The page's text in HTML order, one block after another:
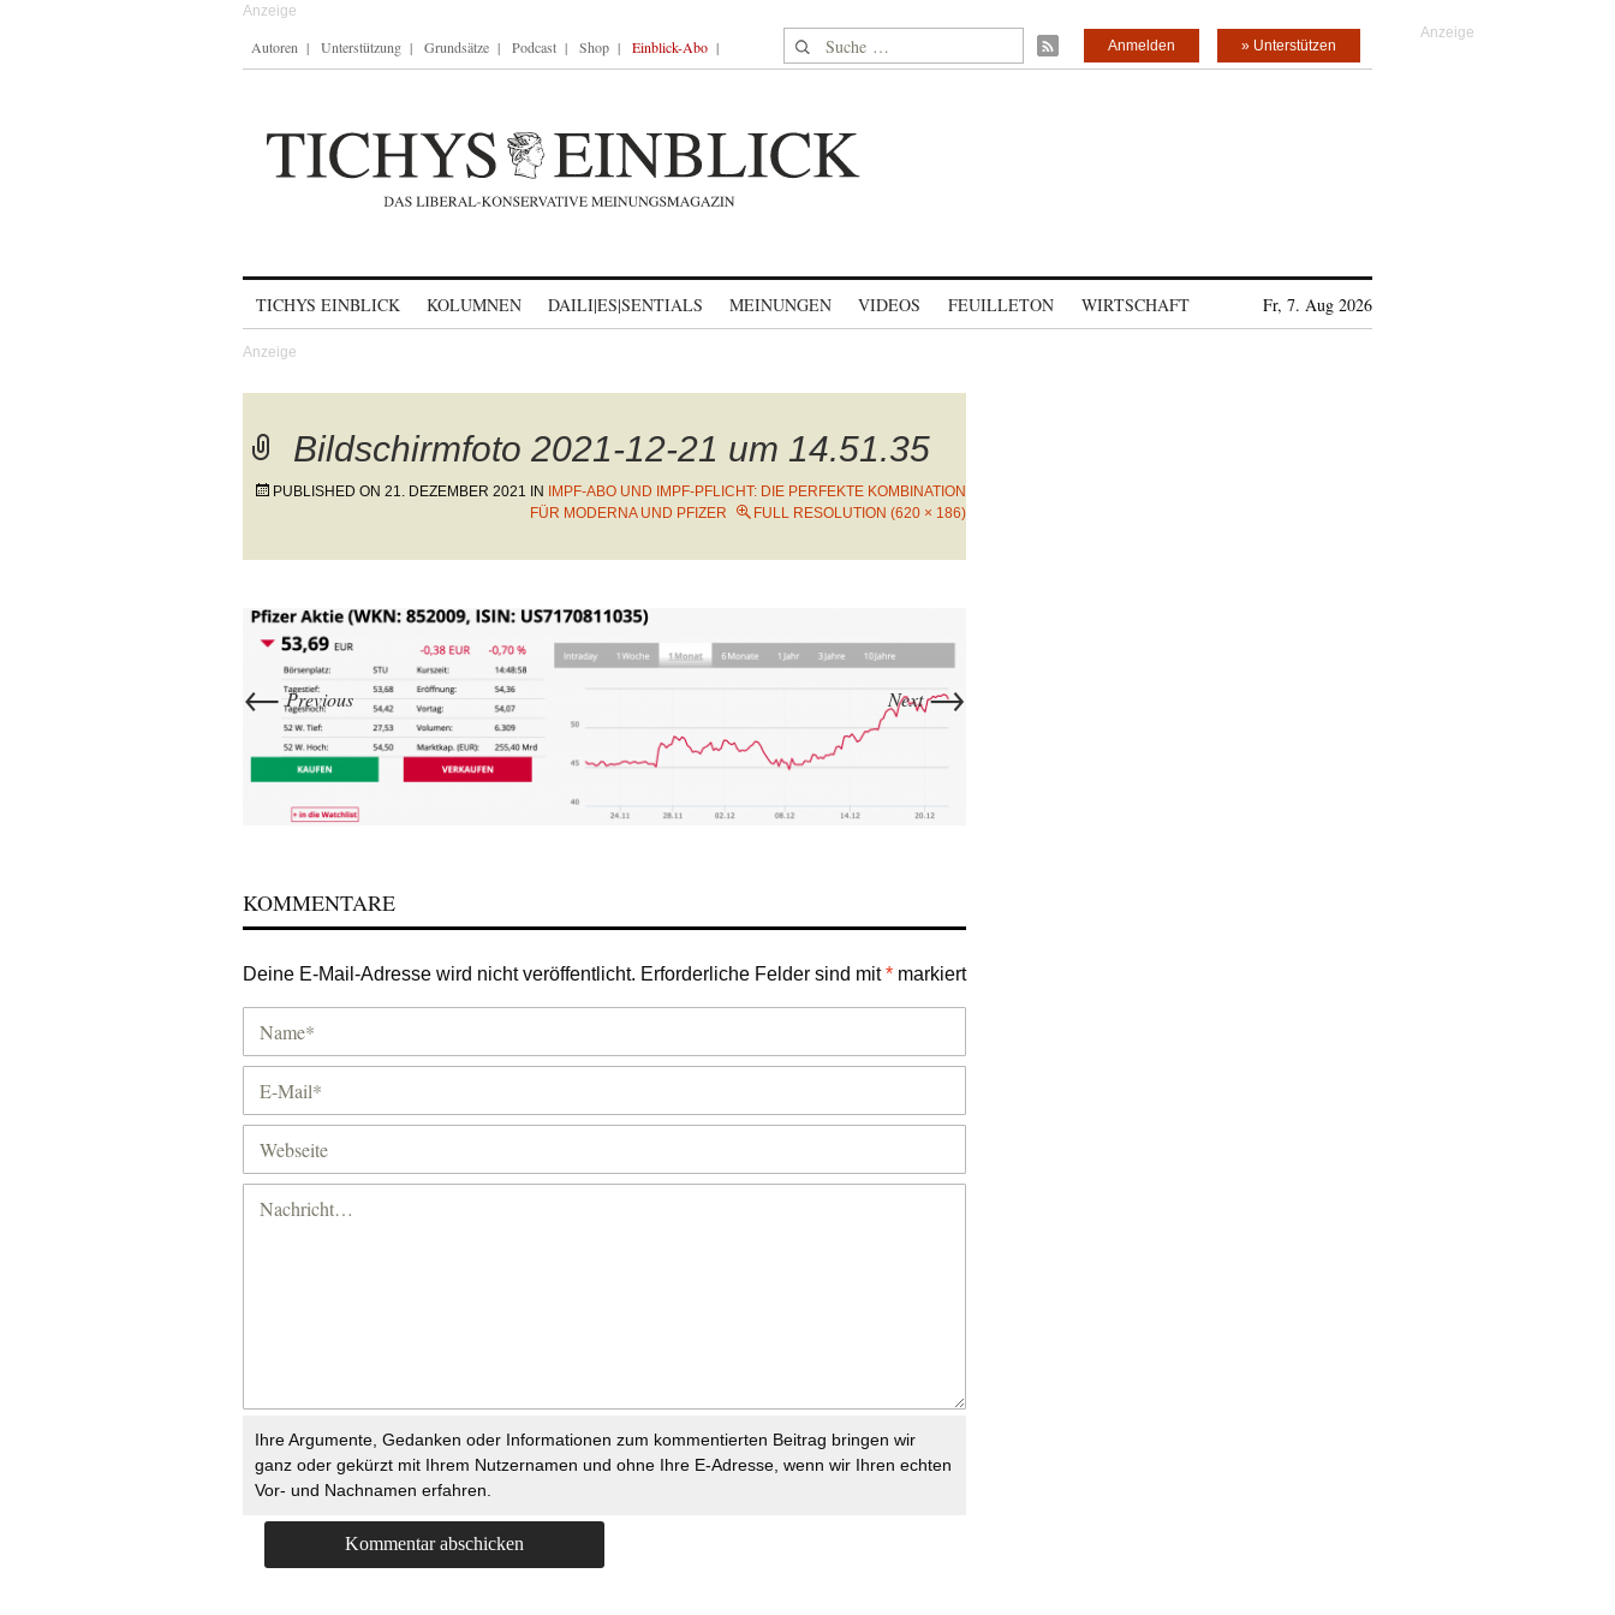
Autoren Unterstützung Grundsätze Podcast Shop Einblick-Abo Suche nach: » Unterstützen
Anmelden
TICHYS EINBLICK KOLUMNEN DAILI|ES|SENTIALS MEINUNGEN VIDEOS FEUILLETON WIRTSCHAFT Fr, 7. Aug 2026
Bildschirmfoto 2021-12-21 um 14.51.35
PUBLISHED ON 21. DEZEMBER 2021 IN
IMPF-ABO UND IMPF-PFLICHT: DIE PERFEKTE KOMBINATION
FÜR MODERNA UND PFIZER
FULL RESOLUTION (620 × 186)
←Previous Next→
KOMMENTARE
Deine E-Mail-Adresse wird nicht veröffentlicht. Erforderliche Felder sind mit* markiert
Ihre Argumente, Gedanken oder Informationen zum kommentierten Beitrag bringen wir
ganz oder gekürzt mit Ihrem Nutzernamen und ohne Ihre E-Adresse, wenn wir Ihren echten
Vor- und Nachnamen erfahren.